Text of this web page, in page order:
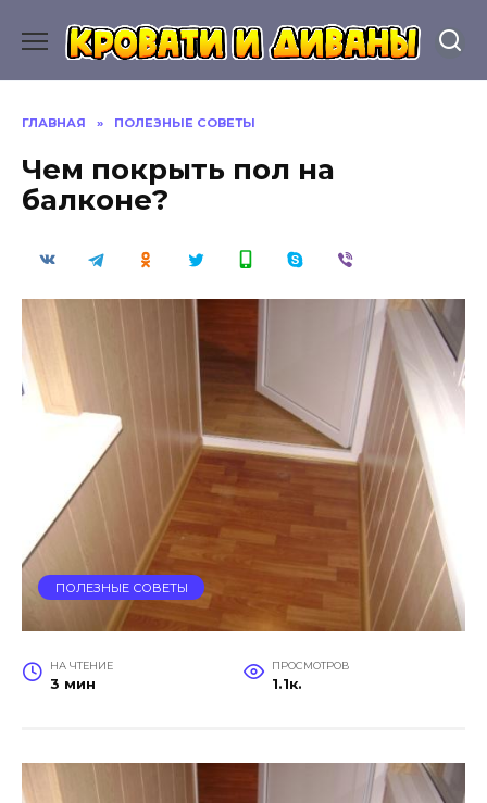
содержанию
ГЛАВНАЯ » ПОЛЕЗНЫЕ СОВЕТЫ
Чем покрыть пол на
балконе?
ПОЛЕЗНЫЕ СОВЕТЫ
НА ЧТЕНИЕ
3 мин
ПРОСМОТРОВ
1.1к.